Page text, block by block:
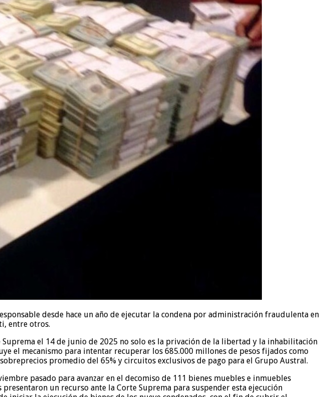
desde hace un año de ejecutar la condena por administración fraudulenta en
entre otros.
el 14 de junio de 2025 no solo es la privación de la libertad y la inhabilitación
el mecanismo para intentar recuperar los 685.000 millones de pesos fijados como
promedio del 65% y circuitos exclusivos de pago para el Grupo Austral.
pasado para avanzar en el decomiso de 111 bienes muebles e inmuebles
un recurso ante la Corte Suprema para suspender esta ejecución